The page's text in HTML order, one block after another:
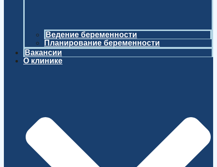
Ведение беременности
Планирование беременности
Вакансии
О клинике